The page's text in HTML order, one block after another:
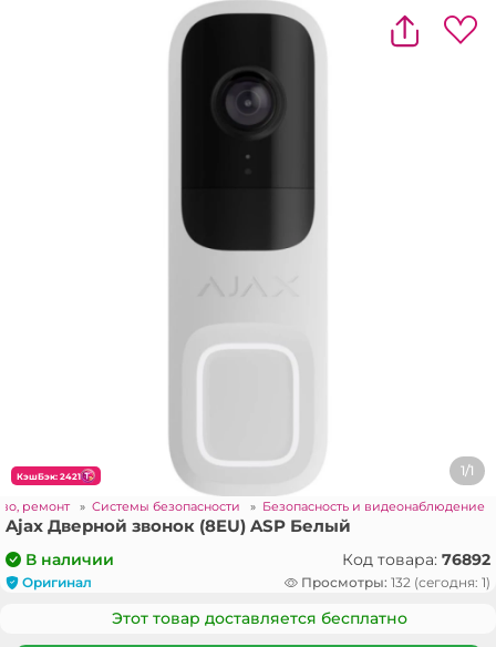
КэшБэк: 2421 1/1
ремонт » Системы безопасности » Безопасность и видеонаблюдение
Ajax Дверной звонок (8EU) ASP Белый
В наличии Код товара: 76892
Оригинал Просмотры: 132 (сегодня: 1)
Этот товар доставляется бесплатно